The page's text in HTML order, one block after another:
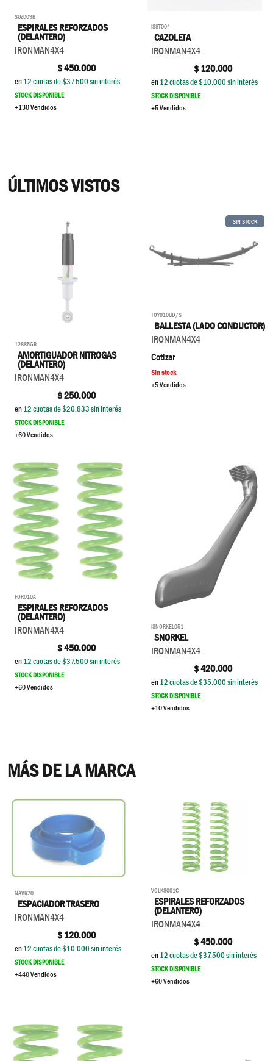
SUZ009B
ESPIRALES REFORZADOS
(DELANTERO)
IRONMAN4X4
$450.000
en12cuotas de $37.500sin interés
STOCK DISPONIBLE
+130 Vendidos
ISST004
CAZOLETA
IRONMAN4X4
$120.000
en12cuotas de $10.000sin interés
STOCK DISPONIBLE
+5 Vendidos
ÚLTIMOS VISTOS
12885GR
AMORTIGUADOR NITROGAS
(DELANTERO)
IRONMAN4X4
$250.000
en12cuotas de $20.833sin interés
STOCK DISPONIBLE
+60 Vendidos
SIN STOCK
TOY010BD/S
BALLESTA (LADO CONDUCTOR)
IRONMAN4X4
Cotizar
Sin stock
+5 Vendidos
FOR010A
ESPIRALES REFORZADOS
(DELANTERO)
IRONMAN4X4
$450.000
en12cuotas de $37.500sin interés
STOCK DISPONIBLE
+60 Vendidos
ISNORKEL051
SNORKEL
IRONMAN4X4
$420.000
en12cuotas de $35.000sin interés
STOCK DISPONIBLE
+10 Vendidos
MÁS DE LA MARCA
NAVR20
ESPACIADOR TRASERO
IRONMAN4X4
$120.000
en12cuotas de $10.000sin interés
STOCK DISPONIBLE
+440 Vendidos
VOLKS001C
ESPIRALES REFORZADOS
(DELANTERO)
IRONMAN4X4
$450.000
en12cuotas de $37.500sin interés
STOCK DISPONIBLE
+60 Vendidos